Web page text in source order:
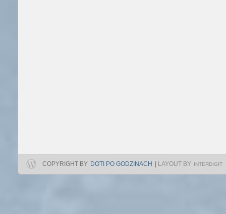
COPYRIGHT BY DOTI PO GODZINACH | LAYOUT BY INTERDIGIT